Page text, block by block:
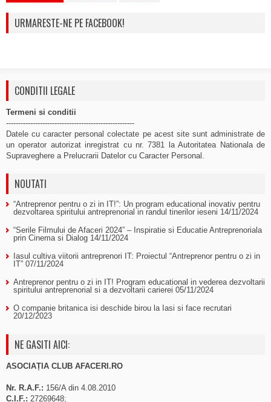
URMARESTE-NE PE FACEBOOK!
CONDITII LEGALE
Termeni si conditii
-----------------------------------------------------
Datele cu caracter personal colectate pe acest site sunt administrate de
un operator autorizat inregistrat cu nr. 7381 la Autoritatea Nationala de
Supraveghere a Prelucrarii Datelor cu Caracter Personal.
NOUTATI
“Antreprenor pentru o zi in IT!”: Un program educational inovativ pentru
dezvoltarea spiritului antreprenorial in randul tinerilor ieseni 14/11/2024
“Serile Filmului de Afaceri 2024” – Inspiratie si Educatie Antreprenoriala
prin Cinema si Dialog 14/11/2024
Iasul cultiva viitorii antreprenori IT: Proiectul “Antreprenor pentru o zi in
IT” 07/11/2024
Antreprenor pentru o zi in IT! Program educational in vederea dezvoltarii
spiritului antreprenorial si a dezvoltarii carierei 05/11/2024
O companie britanica isi deschide birou la Iasi si face recrutari
20/12/2023
NE GASITI AICI:
ASOCIAȚIA CLUB AFACERI.RO
Nr. R.A.F.: 156/A din 4.08.2010
C.I.F.: 27269648;